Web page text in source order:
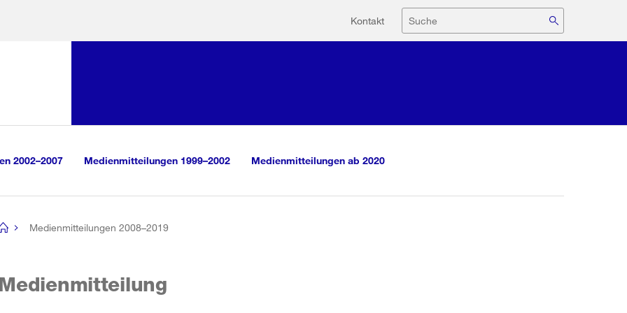
Hilfsnavigation
Kontakt Suche
2002–2007 Medienmitteilungen 1999–2002 Medienmitteilungen ab 2020
Medienmitteilungen 2008–2019